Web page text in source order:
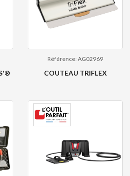
Référence: AG02969
COUTEAU TRIFLEX